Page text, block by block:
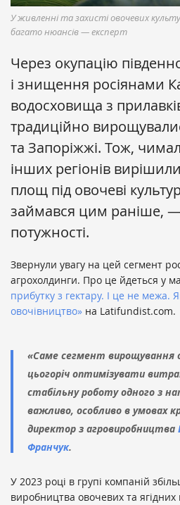
У живленні та захисті овочевих
багато нюансів — експерт
Через окупацію
і знищення росіянами
водосховища з
традиційно
та Запоріжжі. Тож,
інших регіонів
площ під овочеві
займався цим раніше,
потужності.
Звернули увагу на цей сегмент
агрохолдинги. Про це йдеться у
прибутку з гектару. І це не межа.
овочівництво» на Latifundist.com.
«Саме сегмент вирощування
цьогоріч оптимізувати
стабільну роботу одного з
важливо, особливо в умовах
директор з агровиробництва
Франчук.
У 2023 році в групі компаній
виробництва овочевих та